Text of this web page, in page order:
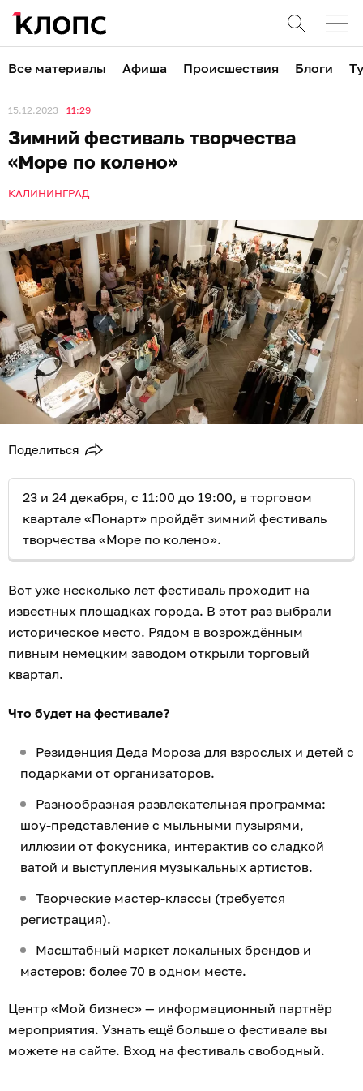
Все материалы Афиша Происшествия Блоги
15.12.2023 11:29
Зимний фестиваль творчества
«Море по колено»
КАЛИНИНГРАД
Поделиться
23 и 24 декабря, с 11:00 до 19:00, в торговом
квартале «Понарт» пройдёт зимний фестиваль
творчества «Море по колено».
Вот уже несколько лет фестиваль проходит на
известных площадках города. В этот раз выбрали
историческое место. Рядом в возрождённым
пивным немецким заводом открыли торговый
квартал.
Что будет на фестивале?
Резиденция Деда Мороза для взрослых и детей с
подарками от организаторов.
Разнообразная развлекательная программа:
шоу-представление с мыльными пузырями,
иллюзии от фокусника, интерактив со сладкой
ватой и выступления музыкальных артистов.
Творческие мастер-классы (требуется
регистрация).
Масштабный маркет локальных брендов и
мастеров: более 70 в одном месте.
Центр «Мой бизнес» — информационный партнёр
мероприятия. Узнать ещё больше о фестивале вы
можете на сайте. Вход на фестиваль свободный.